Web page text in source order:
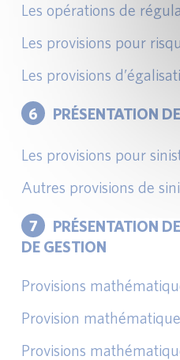
Les opérations de
Les provisions pour
Les provisions
6 PRÉSENTATION
Les provisions pour
Autres provisions de
7
PRÉSENTATION
DE GESTION
Provisions
Provision
Provisions